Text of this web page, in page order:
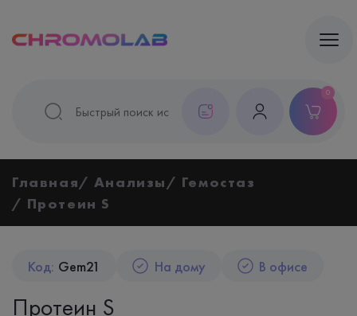
0
Главная Анализы
Гемостаз
Протеин S
Код: Gem21 На дому В офисе
Протеин S